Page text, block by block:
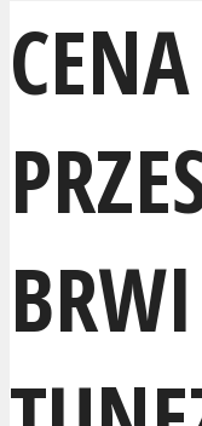
CENA